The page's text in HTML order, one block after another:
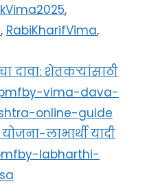
,
, RabiKharifVima,
दावा: शेतकऱ्यांसाठी
vima-dava-
online-guide
लाभार्थी यादी
labharthi-